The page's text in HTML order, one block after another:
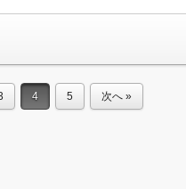
4 5 次へ »